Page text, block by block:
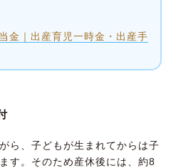
金｜出産育児一時金・出産手
ら、子どもが生まれてからは子
す。そのため産休後には、約8